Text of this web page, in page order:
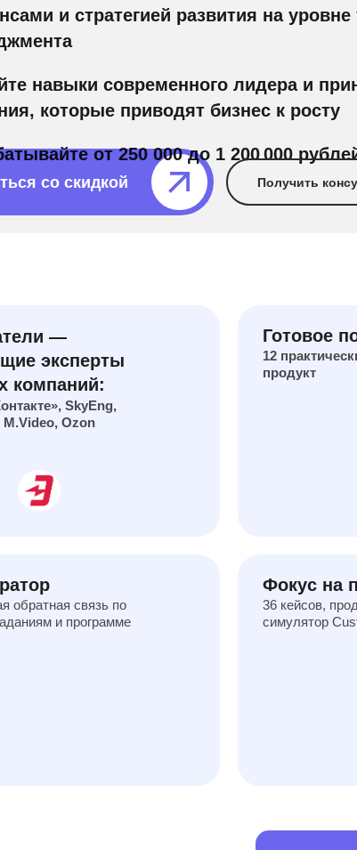
со скидкой⠀⠀⠀⠀⠀
и стратегией развития на уровне
навыки современного лидера и
которые приводят бизнес к росту
от 250 000 до 1 200 000
Получить
—
эксперты
компаний:
SkyEng,
Ozon
обратная связь по
и программе
Фокус на
36 кейсов,
симулятор
Готовое
12
продукт